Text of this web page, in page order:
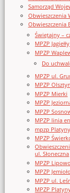
Samorząd
Obwieszczenia
Obwieszczenia
Świętajny –
MPZP Jagiełły
MPZP
Do
MPZP ul.
MPZP
MPZP Mierki
MPZP
MPZP
MPZP linia
mpzp
MPZP
ul. Słoneczna
MPZP
MPZP
MPZP ul.
MPZP